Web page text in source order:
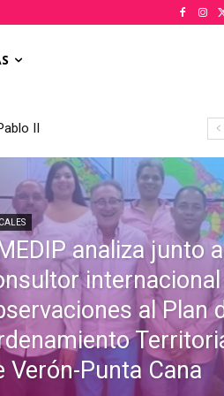
II
analiza junto a
internacional
al Plan
Verón-Punta Cana